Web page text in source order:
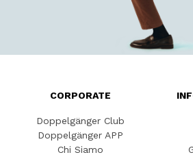
CORPORATE
Doppelgänger Club
Doppelgänger APP
Chi Siamo